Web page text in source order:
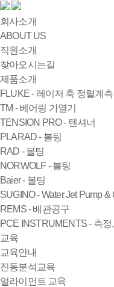
회사소개
ABOUT US
직원소개
찾아오시는길
제품소개
FLUKE - 레이저 축 정렬계
TM - 베어링 가열기
TENSION PRO - 텐셔너
PLARAD - 볼팅
RAD - 볼팅
NORWOLF - 볼팅
Baier - 볼팅
SUGINO - Water Jet Pump &
REMS - 배관공구
PCE INSTRUMENTS - 측정
교육
교육안내
진동분석교육
얼라이먼트 교육